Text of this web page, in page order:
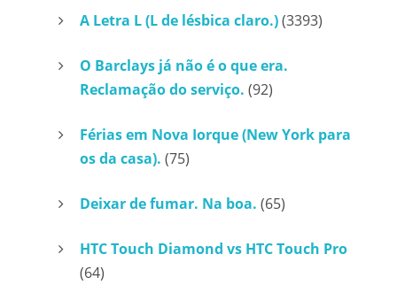
A Letra L (L de lésbica claro.)(3393)
O Barclays já não é o que era.
Reclamação do serviço. (92)
Férias em Nova Iorque (New York para
os da casa). (75)
Deixar de fumar. Na boa. (65)
HTC Touch Diamond vs HTC Touch Pro
(64)